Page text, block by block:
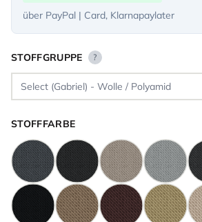
über PayPal | Card, Klarnapaylater
STOFFGRUPPE ?
STOFFFARBE